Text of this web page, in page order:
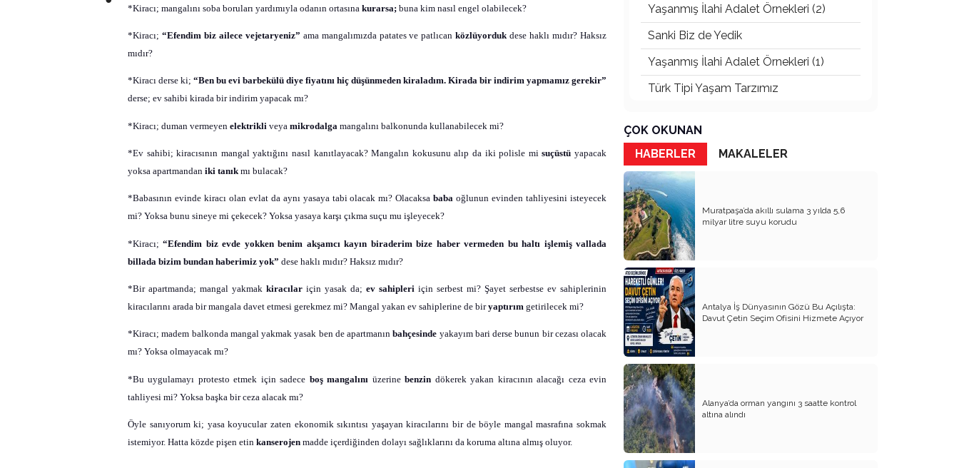
*Kiracı; mangalını soba boruları yardımıyla odanın ortasına kurarsa; buna kim nasıl engel olabilecek?
*Kiracı; “Efendim biz ailece vejetaryeniz” ama mangalımızda patates ve patlıcanközlüyordukdese haklı mıdır? Haksız
mıdır?
*Kiracı derse ki; “Ben bu evi barbekülü diye fiyatını hiç düşünmeden kiraladım. Kirada bir indirim yapmamız gerekir”
derse; ev sahibi kirada bir indirim yapacak mı?
*Kiracı; duman vermeyen elektrikli veya mikrodalga mangalını balkonunda kullanabilecek mi?
*Ev sahibi; kiracısının mangal yaktığını nasıl kanıtlayacak? Mangalın kokusunu alıp da iki polisle misuçüstüyapacak
yoksa apartmandan iki tanıkmı bulacak?
*Babasının evinde kiracı olan evlat da aynı yasaya tabi olacak mı? Olacaksababa oğlunun evinden tahliyesini isteyecek
mi? Yoksa bunu sineye mi çekecek? Yoksa yasaya karşı çıkma suçu mu işleyecek?
*Kiracı;“Efendim biz evde yokken benim akşamcı kayın biraderim bize haber vermeden bu haltı işlemiş vallada
billada bizim bundan haberimiz yok” dese haklı mıdır? Haksız mıdır?
*Bir apartmanda; mangal yakmak kiracılar için yasak da; ev sahipleri için serbest mi? Şayet serbestse ev sahiplerinin
kiracılarını arada bir mangala davet etmesi gerekmez mi? Mangal yakan ev sahiplerine de biryaptırım getirilecek mi?
*Kiracı; madem balkonda mangal yakmak yasak ben de apartmanınbahçesinde yakayım bari derse bunun bir cezası olacak
mı? Yoksa olmayacak mı?
*Bu uygulamayı protesto etmek için sadece boş mangalını üzerinebenzin dökerek yakan kiracının alacağı ceza evin
tahliyesi mi? Yoksa başka bir ceza alacak mı?
Öyle sanıyorum ki; yasa koyucular zaten ekonomik sıkıntısı yaşayan kiracılarını bir de böyle mangal masrafına sokmak
istemiyor. Hatta közde pişen etin kanserojen madde içerdiğinden dolayı sağlıklarını da koruma altına almış oluyor.
Yaşanmış İlahi Adalet Örnekleri (2)
Sanki Biz de Yedik
Yaşanmış İlahi Adalet Örnekleri (1)
Türk Tipi Yaşam Tarzımız
Katil Ağaçlar
Keşke Herkes Sevdiği ve İyi Bildiği İşi
Yapsa
Veda Mektubum
Avm’ler Sinek Avlıyor
Hangi Gazetecilerin Günü?
Çok Para, Çok Bela
Geçen Yıldan Akılda Kalanlar
Yeni Yıl Duam
Çağımızın Hastalığı Madde Bağımlılığı
Yürek Burkan İsyanlarım
Organ Nakli ve Bağışı Hakkında
Görüşlerim
Suyumuz Isınıyor Haberiniz Olsun!!
ÇOK OKUNAN
HABERLER
MAKALELER
Muratpaşa’da akıllı sulama 3 yılda 5,6
milyar litre suyu korudu
Antalya İş Dünyasının Gözü Bu Açılışta:
Davut Çetin Seçim Ofisini Hizmete Açıyor
Alanya’da orman yangını 3 saatte kontrol
altına alındı